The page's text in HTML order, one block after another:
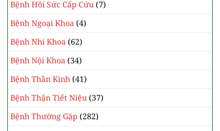
Bệnh Hồi Sức Cấp Cứu (7)
Bệnh Ngoại Khoa (4)
Bệnh Nhi Khoa (62)
Bệnh Nội Khoa (34)
Bệnh Thần Kinh (41)
Bệnh Thận Tiết Niệu (37)
Bệnh Thường Gặp (282)